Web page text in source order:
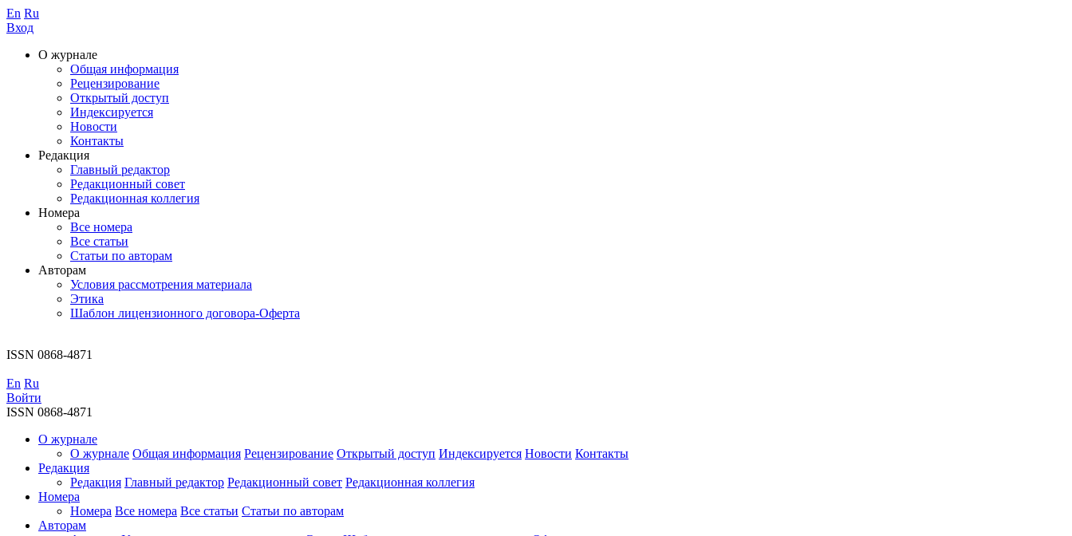
En Ru
Вход
О журнале
Общая информация
Рецензирование
Открытый доступ
Индексируется
Новости
Контакты
Редакция
Главный редактор
Редакционный совет
Редакционная коллегия
Номера
Все номера
Все статьи
Статьи по авторам
Авторам
Условия рассмотрения материала
Этика
Шаблон лицензионного договора-Оферта
ISSN 0868-4871
En Ru
Войти
ISSN 0868-4871
О журнале
О журнале Общая информация Рецензирование Открытый доступ Индексируется Новости Контакты
Редакция
Редакция Главный редактор Редакционный совет Редакционная коллегия
Номера
Номера Все номера Все статьи Статьи по авторам
Авторам